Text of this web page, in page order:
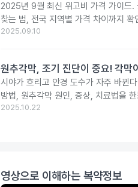
2025년 9월 최신 위고비 가격 가이드
찾는 법, 전국 지역별 가격 차이까지 확
2025.09.10
원추각막, 조기 진단이 중요! 각막
시야가 흐리고 안경 도수가 자주 바뀐
방법, 원추각막 원인, 증상, 치료법을
2025.10.22
영상으로 이해하는 복약정보